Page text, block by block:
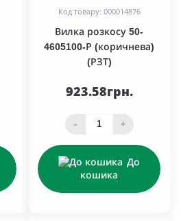
Код товару: 000014876
Вилка розкосу 50-
4605100-Р (коричнева)
(РЗТ)
923.58грн.
- +
До
кошика